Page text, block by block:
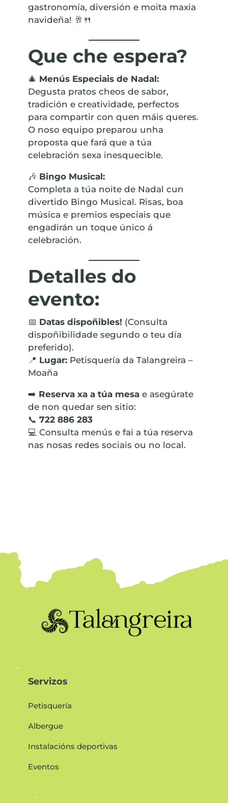
gastronomía, diversión e moita maxia
navideña! 🥂🍴
Que che espera?
🎄 Menús Especiais de Nadal:
Degusta pratos cheos de sabor,
tradición e creatividade, perfectos
para compartir con quen máis queres.
O noso equipo preparou unha
proposta que fará que a túa
celebración sexa inesquecible.
🎶 Bingo Musical:
Completa a túa noite de Nadal cun
divertido Bingo Musical. Risas, boa
música e premios especiais que
engadirán un toque único á
celebración.
Detalles do
evento:
📅 Datas dispoñibles! (Consulta
dispoñibilidade segundo o teu día
preferido).
📍 Lugar:Petisquería da Talangreira –
Moaña
➡️ Reserva xa a túa mesae asegúrate
de non quedar sen sitio:
📞 722 886 283
💻 Consulta menús e fai a túa reserva
nas nosas redes sociais ou no local.
Servizos
Petisquería
Albergue
Instalacións deportivas
Eventos